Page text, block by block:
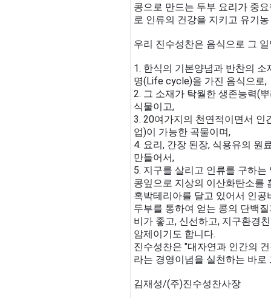
콩으로 만드는 두부 요리가 중
로 인류의 건강을 지키고 유기
우리 진수성찬은 음식으로 그
1. 한식의 기본양념과 반찬의
명(Life cycle)을 가진 음식으로,
2. 그 소재가 탁월한 생존능력(
식물이고,
3. 20여가지의 천연적이면서 인
업)이 가능한 곡물이며,
4. 요리, 간장 된장, 식용유의 원
만들어서,
5. 지구를 살리고 인류를 구하
콩잎으로 지상의 이산화탄소를
혹박테리아를 달고 있어서 인
두부를 통하여 얻는 콩의 단백
비가 좋고, 신선하고, 지구환경
암제이기도 합니다.
진수성찬은 "대자연과 인간의
라는 경영이념을 실천하는 바로
김재성/(주)진수성찬사장